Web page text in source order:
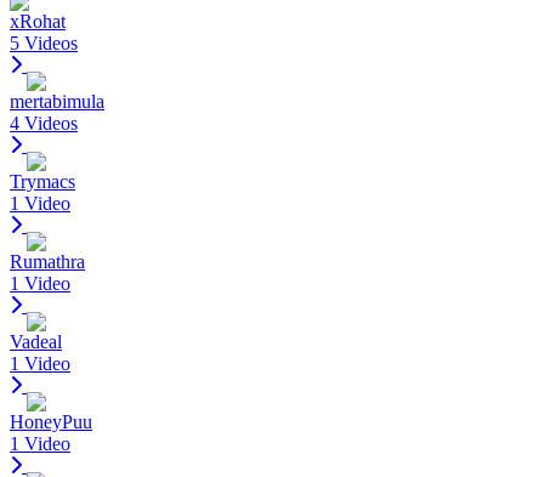
xRohat
5 Videos
mertabimula
4 Videos
Trymacs
1 Video
Rumathra
1 Video
Vadeal
1 Video
HoneyPuu
1 Video